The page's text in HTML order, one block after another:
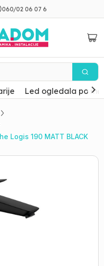
060/02 06 07 6
Led ogledala po
Logis 190 MATT BLACK